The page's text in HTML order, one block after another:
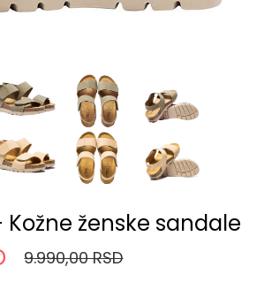
Kožne ženske sandale
9.990,00 RSD